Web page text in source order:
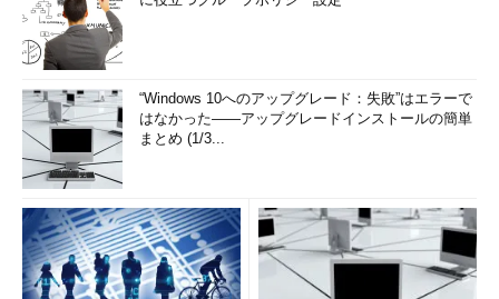
“Windows 10へのアップグレード：失敗”はエラーで
はなかった――アップグレードインストールの簡単
まとめ (1/3...